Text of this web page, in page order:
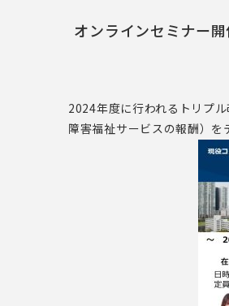
オンラインセミナー
2024年度に行われるトリプ
障害福祉サービスの報酬）